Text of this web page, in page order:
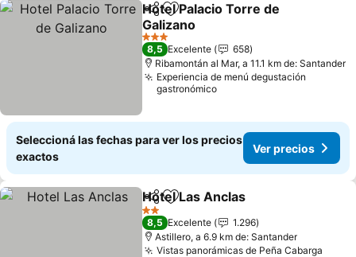
CompartirAñadir a favoritos
Hotel Palacio Torre de
Galizano
Ver precios
3 Estrellas
8,5 Excelente
658
Ribamontán al Mar, a 11.1 km de: Santander
Experiencia de menú degustación
gastronómico
Seleccioná las fechas para ver los precios
exactos
Ver precios
CompartirAñadir a favoritos
Hotel Las Anclas
2 Estrellas
8,5 Excelente
1.296
Astillero, a 6.9 km de: Santander
Vistas panorámicas de Peña Cabarga